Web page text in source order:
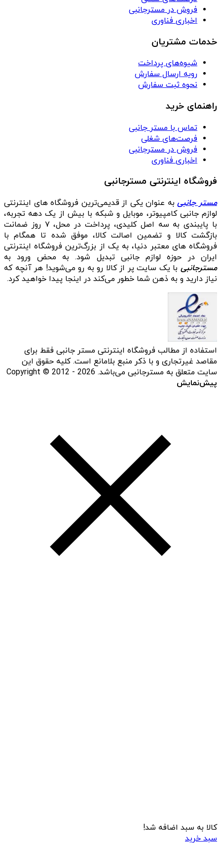
فروش در مسترجانبی
اخباری فناوری
خدمات مشتریان
شیوه‌های پرداخت
رویه ارسال سفارش
نحوه ثبت سفارش
راهنمای خرید
تماس با مستر جانبی
فرصت‌های شغلی
فروش در مسترجانبی
اخباری فناوری
فروشگاه اینترنتی مسترجانبی
مستر جانبیبه عنوان یکی از قدیمی‌ترین فروشگاه های اینترنتی
لوازم جانبی کامپیوتر، موبایل و شبکه با بیش از یک دهه تجربه،
با پایبندی به سه اصل کلیدی، پرداخت در محل، ۷ روز ضمانت
بازگشت کالا و تضمین اصالت کالا، موفق شده تا همگام با
فروشگاه‌ های معتبر دنیا، به یک از بزرگ‌ترین فروشگاه اینترنتی
ایران در حوزه لوازم جانبی تبدیل شود. به محض ورود به
مسترجانبی با یک سایت پر از کالا رو به رو می‌شوید! هر آنچه که
نیاز دارید و به ذهن شما خطور می‌کند در اینجا پیدا خواهید کرد.
استفاده از مطالب فروشگاه اینترنتی مستر جانبی فقط برای
مقاصد غیرتجاری و با ذکر منبع بلامانع است. کلیه حقوق این
سایت متعلق به مسترجانبی می‌باشد. Copyright © 2012 - 2026
پیش‌نمایش
کالا به سبد اضافه شد!
سبد خرید